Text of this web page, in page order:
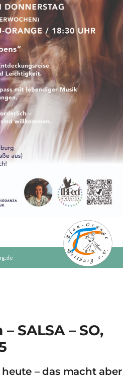
SALSA – SO,
– das macht aber